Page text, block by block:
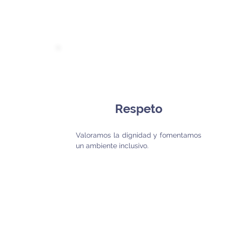
Respeto
Valoramos la dignidad y fomentamos
un ambiente inclusivo.